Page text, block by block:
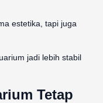
estetika, tapi juga
jadi lebih stabil
Tetap